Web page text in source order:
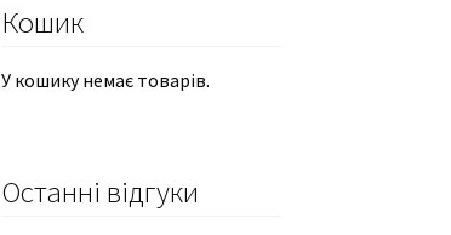
Кошик
У кошику немає товарів.
Останні відгуки